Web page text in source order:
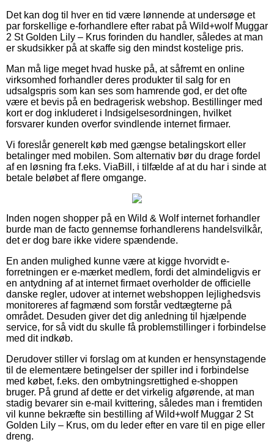
Det kan dog til hver en tid være lønnende at undersøge et
par forskellige e-forhandlere efter rabat på Wild+wolf Muggar
2 St Golden Lily – Krus forinden du handler, således at man
er skudsikker på at skaffe sig den mindst kostelige pris.
Man må lige meget hvad huske på, at såfremt en online
virksomhed forhandler deres produkter til salg for en
udsalgspris som kan ses som hamrende god, er det ofte
være et bevis på en bedragerisk webshop. Bestillinger med
kort er dog inkluderet i Indsigelsesordningen, hvilket
forsvarer kunden overfor svindlende internet firmaer.
Vi foreslår generelt køb med gængse betalingskort eller
betalinger med mobilen. Som alternativ bør du drage fordel
af en løsning fra f.eks. ViaBill, i tilfælde af at du har i sinde at
betale beløbet af flere omgange.
Inden nogen shopper på en Wild & Wolf internet forhandler
burde man de facto gennemse forhandlerens handelsvilkår,
det er dog bare ikke videre spændende.
En anden mulighed kunne være at kigge hvorvidt e-
forretningen er e-mærket medlem, fordi det almindeligvis er
en antydning af at internet firmaet overholder de officielle
danske regler, udover at internet webshoppen lejlighedsvis
monitoreres af fagmænd som forstår vedtægterne på
området. Desuden giver det dig anledning til hjælpende
service, for så vidt du skulle få problemstillinger i forbindelse
med dit indkøb.
Derudover stiller vi forslag om at kunden er hensynstagende
til de elementære betingelser der spiller ind i forbindelse
med købet, f.eks. den ombytningsrettighed e-shoppen
bruger. På grund af dette er det virkelig afgørende, at man
stadig bevarer sin e-mail kvittering, således man i fremtiden
vil kunne bekræfte sin bestilling af Wild+wolf Muggar 2 St
Golden Lily – Krus, om du leder efter en vare til en pige eller
dreng.